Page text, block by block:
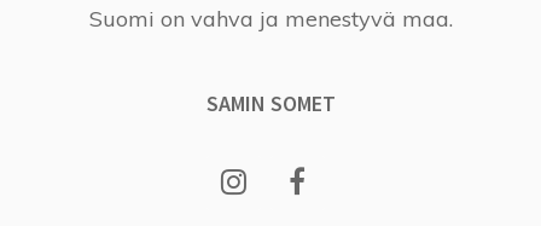
Suomi on vahva ja menestyvä maa.
SAMIN SOMET